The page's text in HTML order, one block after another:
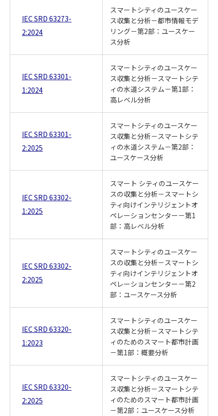
IEC SRD 63273-
2:2024
スマートシティのユースケー
ス収集と分析－都市情報モデ
リング－第2部：ユースケー
ス分析
IEC SRD 63301-
1:2024
スマートシティのユースケー
ス収集と分析－スマートシテ
ィの水道システム－第1部：
高レベル分析
IEC SRD 63301-
2:2025
スマートシティのユースケー
ス収集と分析－スマートシテ
ィの水道システム－第2部：
ユースケース分析
IEC SRD 63302-
1:2025
スマート シティのユースケー
スの収集と分析－スマートシ
ティ向けインテリジェントオ
ペレーションセンター－第1
部：高レベル分析
IEC SRD 63302-
2:2025
スマートシティのユースケー
スの収集と分析－スマートシ
ティ向けインテリジェントオ
ペレーションセンター－第2
部：ユースケース分析
IEC SRD 63320-
1:2023
スマートシティのユースケー
ス収集と分析－スマートシテ
ィのためのスマート都市計画
－第1部：概要分析
IEC SRD 63320-
2:2025
スマートシティのユースケー
ス収集と分析－スマートシテ
ィのためのスマート都市計画
－第2部：ユースケース分析